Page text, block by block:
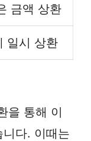
금액 상환
일시 상환
을 통해 이
다. 이때는